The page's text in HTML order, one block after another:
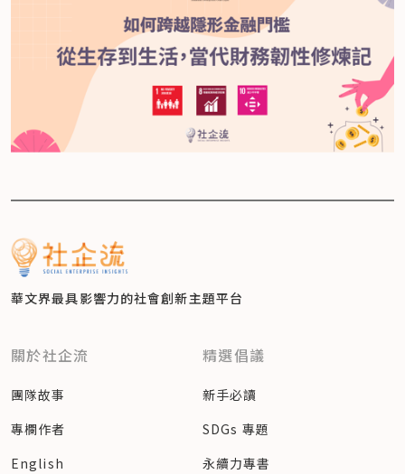
華文界最具影響力的社會創新主題平台
關於社企流
團隊故事
專欄作者
English
精選倡議
新手必讀
SDGs 專題
永續力專書